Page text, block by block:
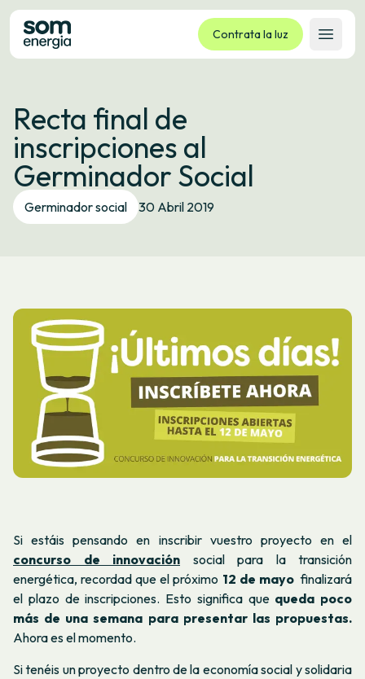
Contrata la luz
Abrir
Tarifas
Servicios
Empresas
La cooperativa
Contacto
Recta final de
inscripciones al
Germinador Social
Germinador social 30 Abril 2019
Si estáis pensando en inscribir vuestro proyecto en el
concurso de innovación social para la transición
energética, recordad que el próximo 12 de mayo finalizará
el plazo de inscripciones. Esto significa que queda poco
más de una semana para presentar las propuestas.
Ahora es el momento.
Si tenéis un proyecto dentro de la economía social y solidaria